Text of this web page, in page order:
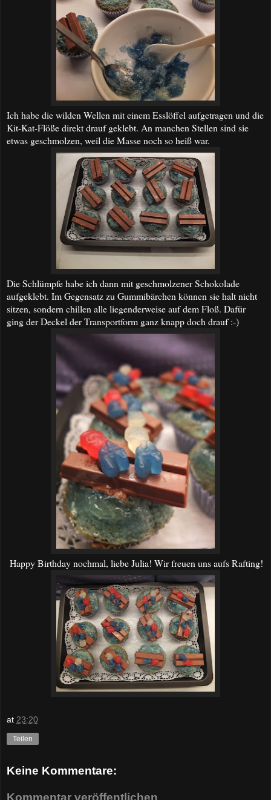
Ich habe die wilden Wellen mit einem Esslöffel aufgetragen und die
Kit-Kat-Flöße direkt drauf geklebt. An manchen Stellen sind sie
etwas geschmolzen, weil die Masse noch so heiß war.
Die Schlümpfe habe ich dann mit geschmolzener Schokolade
aufgeklebt. Im Gegensatz zu Gummibärchen können sie halt nicht
sitzen, sondern chillen alle liegenderweise auf dem Floß. Dafür
ging der Deckel der Transportform ganz knapp doch drauf :-)
Happy Birthday nochmal, liebe Julia! Wir freuen uns aufs Rafting!
at 23:20
Teilen
Keine Kommentare:
Kommentar veröffentlichen